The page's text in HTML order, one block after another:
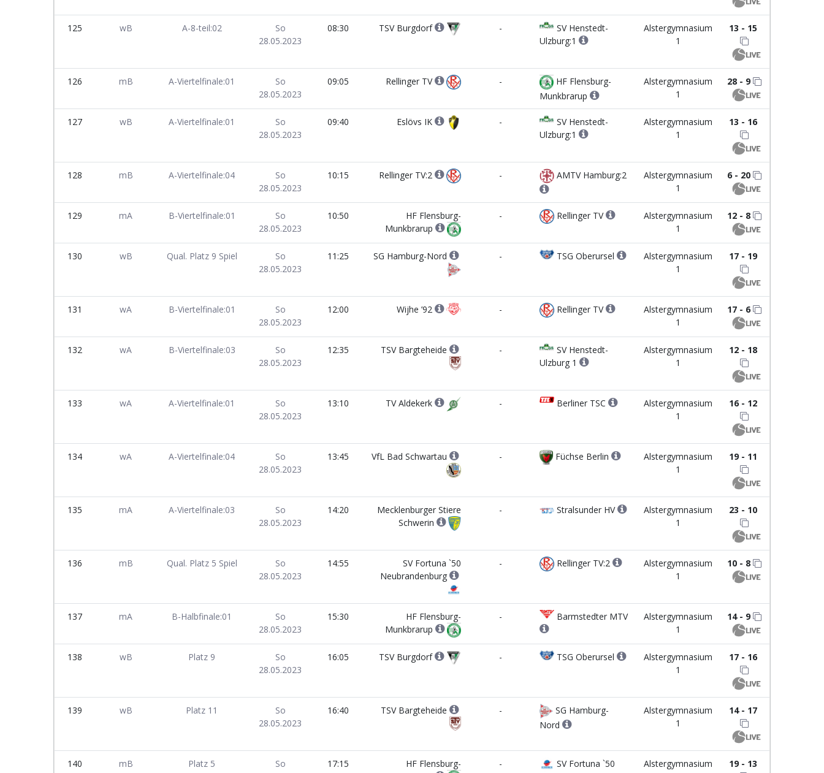
125 wB A-8-teil:02
So
28.05.2023
08:30 TSV Burgdorf -
SV Henstedt-
Ulzburg:1
Alstergymnasium
1
13 - 15
126 mB A-Viertelfinale:01
So
28.05.2023
09:05 Rellinger TV -
HF Flensburg-
Munkbrarup
Alstergymnasium
1
28 - 9
127 wB A-Viertelfinale:01
So
28.05.2023
09:40 Eslövs IK -
SV Henstedt-
Ulzburg:1
Alstergymnasium
1
13 - 16
128 mB A-Viertelfinale:04
So
28.05.2023
10:15 Rellinger TV:2 - AMTV Hamburg:2
Alstergymnasium
1
6 - 20
129 mA B-Viertelfinale:01
So
28.05.2023
10:50
HF Flensburg-
Munkbrarup
- Rellinger TV
Alstergymnasium
1
12 - 8
130 wB Qual. Platz 9 Spiel
So
28.05.2023
11:25 SG Hamburg-Nord - TSG Oberursel
Alstergymnasium
1
17 - 19
131 wA B-Viertelfinale:01
So
28.05.2023
12:00 Wijhe ’92 - Rellinger TV
Alstergymnasium
1
17 - 6
132 wA B-Viertelfinale:03
So
28.05.2023
12:35 TSV Bargteheide -
SV Henstedt-
Ulzburg 1
Alstergymnasium
1
12 - 18
133 wA A-Viertelfinale:01
So
28.05.2023
13:10 TV Aldekerk - Berliner TSC
Alstergymnasium
1
16 - 12
134 wA A-Viertelfinale:04
So
28.05.2023
13:45 VfL Bad Schwartau - Füchse Berlin
Alstergymnasium
1
19 - 11
135 mA A-Viertelfinale:03
So
28.05.2023
14:20
Mecklenburger Stiere
Schwerin
- Stralsunder HV
Alstergymnasium
1
23 - 10
136 mB Qual. Platz 5 Spiel
So
28.05.2023
14:55
SV Fortuna `50
Neubrandenburg
- Rellinger TV:2
Alstergymnasium
1
10 - 8
137 mA B-Halbfinale:01
So
28.05.2023
15:30
HF Flensburg-
Munkbrarup
- Barmstedter MTV
Alstergymnasium
1
14 - 9
138 wB Platz 9
So
28.05.2023
16:05 TSV Burgdorf - TSG Oberursel
Alstergymnasium
1
17 - 16
139 wB Platz 11
So
28.05.2023
16:40 TSV Bargteheide -
SG Hamburg-
Nord
Alstergymnasium
1
14 - 17
140 mB Platz 5
So
17:15
HF Flensburg-
-
SV Fortuna `50
Alstergymnasium
19 - 13